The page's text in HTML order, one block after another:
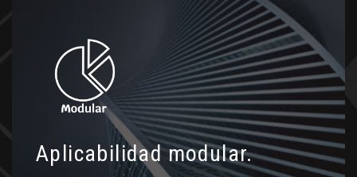
Aplicabilidad modular.